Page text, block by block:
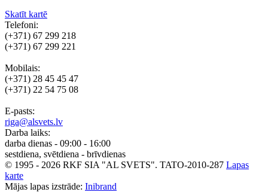
Skatīt kartē
Telefoni:
(+371) 67 299 218
(+371) 67 299 221
Mobilais:
(+371) 28 45 45 47
(+371) 22 54 75 08
E-pasts:
riga@alsvets.lv
Darba laiks:
darba dienas - 09:00 - 16:00
sestdiena, svētdiena - brīvdienas
© 1995 - 2026 RKF SIA "AL SVETS". TATO-2010-287 Lapas
karte
Mājas lapas izstrāde: Inibrand